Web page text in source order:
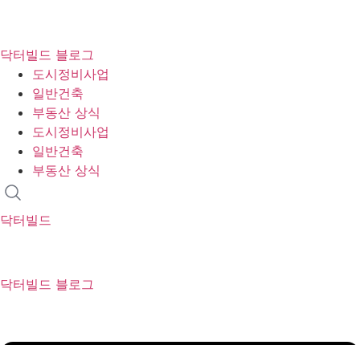
츠
닥터빌드 블로그
도시정비사업
일반건축
부동산 상식
도시정비사업
일반건축
부동산 상식
닥터빌드
닥터빌드 블로그